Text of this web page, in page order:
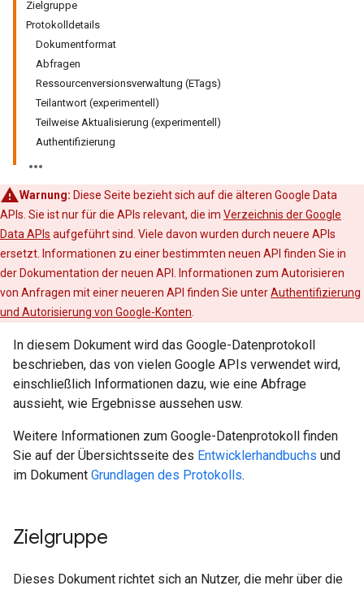
Zielgruppe
Protokolldetails
Dokumentformat
Abfragen
Ressourcenversionsverwaltung (ETags)
Teilantwort (experimentell)
Teilweise Aktualisierung (experimentell)
Authentifizierung
Warnung: Diese Seite bezieht sich auf die älteren Google Data
APIs. Sie ist nur für die APIs relevant, die im Verzeichnis der Google
Data APIs aufgeführt sind. Viele davon wurden durch neuere APIs
ersetzt. Informationen zu einer bestimmten neuen API finden Sie in
der Dokumentation der neuen API. Informationen zum Autorisieren
von Anfragen mit einer neueren API finden Sie unterAuthentifizierung
und Autorisierung von Google-Konten
In diesem Dokument wird das Google-Datenprotokoll
beschrieben, das von vielen Google APIs verwendet wird,
einschließlich Informationen dazu, wie eine Abfrage
aussieht, wie Ergebnisse aussehen usw.
Weitere Informationen zum Google-Datenprotokoll finden
Sie auf der Übersichtsseite des Entwicklerhandbuchs und
im Dokument Grundlagen des Protokolls.
Zielgruppe
Dieses Dokument richtet sich an Nutzer, die mehr über die